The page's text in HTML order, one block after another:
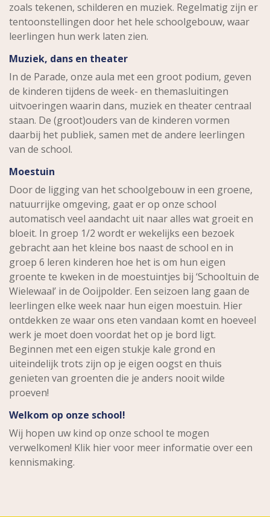
zoals tekenen, schilderen en muziek. Regelmatig zijn er
tentoonstellingen door het hele schoolgebouw, waar
leerlingen hun werk laten zien.
Muziek, dans en theater
In de Parade, onze aula met een groot podium, geven
de kinderen tijdens de week- en themasluitingen
uitvoeringen waarin dans, muziek en theater centraal
staan. De (groot)ouders van de kinderen vormen
daarbij het publiek, samen met de andere leerlingen
van de school.
Moestuin
Door de ligging van het schoolgebouw in een groene,
natuurrijke omgeving, gaat er op onze school
automatisch veel aandacht uit naar alles wat groeit en
bloeit. In groep 1/2 wordt er wekelijks een bezoek
gebracht aan het kleine bos naast de school en in
groep 6 leren kinderen hoe het is om hun eigen
groente te kweken in de moestuintjes bij ‘Schooltuin de
Wielewaal’ in de Ooijpolder. Een seizoen lang gaan de
leerlingen elke week naar hun eigen moestuin. Hier
ontdekken ze waar ons eten vandaan komt en hoeveel
werk je moet doen voordat het op je bord ligt.
Beginnen met een eigen stukje kale grond en
uiteindelijk trots zijn op je eigen oogst en thuis
genieten van groenten die je anders nooit wilde
proeven!
Welkom op onze school!
Wij hopen uw kind op onze school te mogen
verwelkomen! Klik hier voor meer informatie over een
kennismaking.